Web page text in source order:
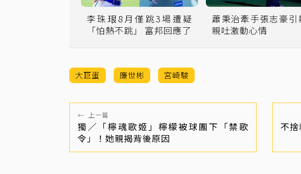
李珠珢8月僅跳3場遭疑
「怕熱不跳」 富邦回應了
蕭秉治牽手張志豪引
親吐激動心情
大巨蛋 廉世彬 宮崎駿
← 上一篇
獨／「檸魂歌姬」檸檬被球團下「禁歌
令」！她親揭背後原因
不